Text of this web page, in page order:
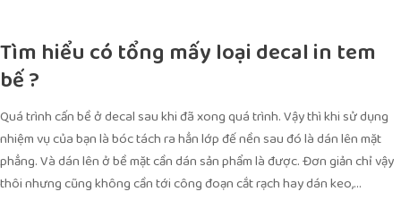
Tìm hiểu có tổng mấy loại decal in tem
bế ?
Quá trình cấn bề ở decal sau khi đã xong quá trình. Vậy thì khi sử dụng
nhiệm vụ của bạn là bóc tách ra hẳn lớp đế nền sau đó là dán lên mặt
phẳng. Và dán lên ở bề mặt cần dán sản phẩm là được. Đơn giản chỉ vậy
thôi nhưng cũng không cần tới công đoạn cắt rạch hay dán keo,…